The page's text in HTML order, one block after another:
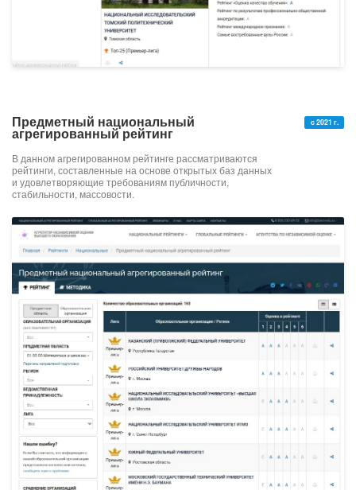
Предметный национальный
агрегированный рейтинг
В данном агрегированном рейтинге рассматриваются
рейтинги, составленные на основе открытых баз данных
и удовлетворяющие требованиям публичности,
стабильности, массовости.
с 2021 г.